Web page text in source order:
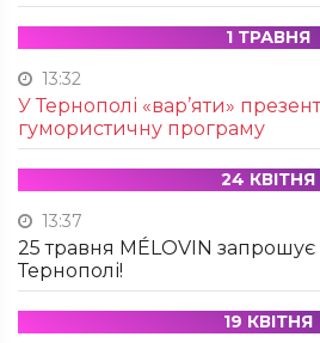
1 ТРАВНЯ
13:32
У Тернополі «вар’яти»
гумористичну програму
24 КВІТНЯ
13:37
25 травня MÉLOVIN
Тернополі!
19 КВІТНЯ